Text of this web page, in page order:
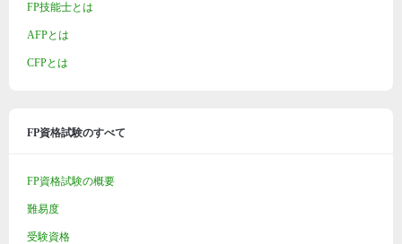
FP技能士とは
AFPとは
CFPとは
FP資格試験のすべて
FP資格試験の概要
難易度
受験資格